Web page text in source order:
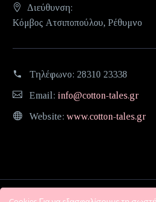
Διεύθυνση:
Κόμβος Ατσιποπούλου, Ρέθυμνο
Τηλέφωνο: 28310 23338
Email: info@cotton-tales.gr
Website: www.cotton-tales.gr